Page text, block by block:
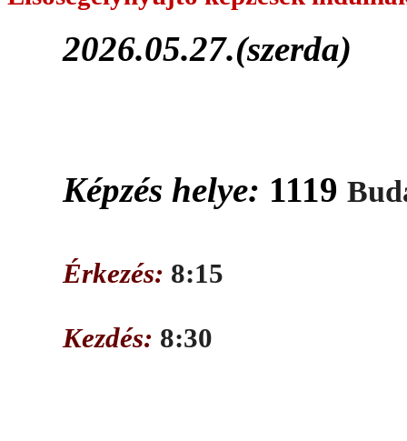
2026.05.27.(szerda)
Képzés helye: 1119
Érkezés: 8:15
Kezdés: 8:30